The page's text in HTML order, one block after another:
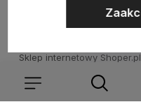
Sklep internetowy Shoper.pl